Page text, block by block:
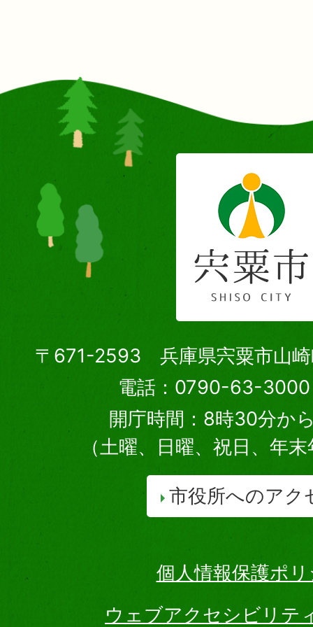
〒671-2593 兵庫県宍粟市山崎
電話：0790-63-3000
開庁時間：8時30分か
（土曜、日曜、祝日、年
市役所へのアク
個人情報保護ポ
ウェブアクセシビリテ